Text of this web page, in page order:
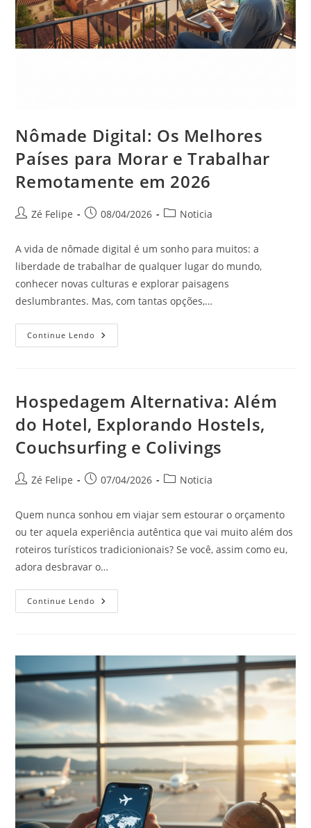
Nômade Digital: Os Melhores
Países para Morar e Trabalhar
Remotamente em 2026
Autor
post:
Zé Felipe
Post08/04/2026
Categoria
post:
Noticia
A vida de nômade digital é um sonho para muitos: a
liberdade de trabalhar de qualquer lugar do mundo,
conhecer novas culturas e explorar paisagens
deslumbrantes. Mas, com tantas opções,…
Continue Lendo Nômade
Digital:
E
Trabalhar
Remotamente
Em
2026
Hospedagem Alternativa: Além
do Hotel, Explorando Hostels,
Couchsurfing e Colivings
Autor
post:
Zé Felipe
Post07/04/2026
Categoria
Noticia
Quem nunca sonhou em viajar sem estourar o orçamento
ou ter aquela experiência autêntica que vai muito além dos
roteiros turísticos tradicionionais? Se você, assim como eu,
adora desbravar o…
Continue Lendo Hospedagem
Alternativa:
Hostels,
Couchsurfing
E
Colivings